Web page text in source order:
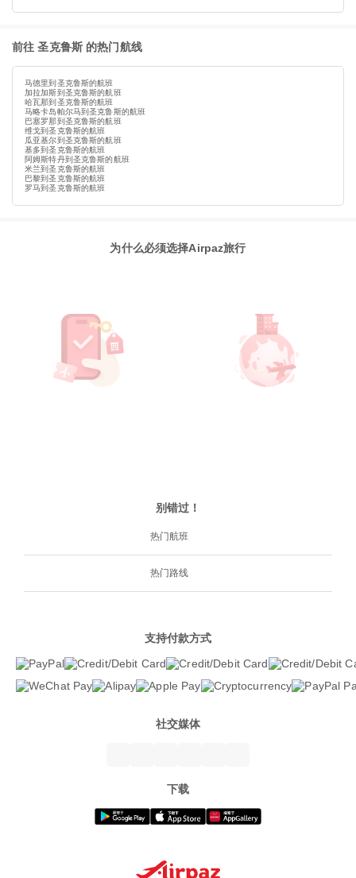
前往 圣克鲁斯 的热门航线
马德里到圣克鲁斯的航班
加拉加斯到圣克鲁斯的航班
哈瓦那到圣克鲁斯的航班
马略卡岛帕尔马到圣克鲁斯的航班
巴塞罗那到圣克鲁斯的航班
维戈到圣克鲁斯的航班
瓜亚基尔到圣克鲁斯的航班
基多到圣克鲁斯的航班
阿姆斯特丹到圣克鲁斯的航班
米兰到圣克鲁斯的航班
巴黎到圣克鲁斯的航班
罗马到圣克鲁斯的航班
为什么必须选择Airpaz旅行
别错过！
热门航班
热门路线
支持付款方式
社交媒体
下载